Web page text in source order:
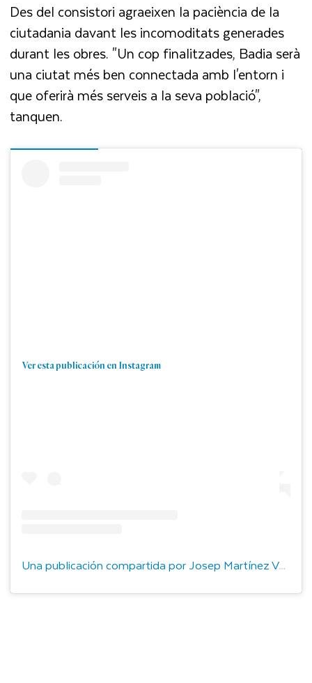
Des del consistori agraeixen la paciència de la
ciutadania davant les incomoditats generades
durant les obres. "Un cop finalitzades, Badia serà
una ciutat més ben connectada amb l'entorn i
que oferirà més serveis a la seva població",
tanquen.
Ver esta publicación en Instagram
Una publicación compartida por Josep Martínez Valencia (@josepmartinezvalencia)